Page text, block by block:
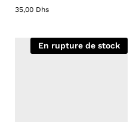
35,00 Dhs
En rupture de stock